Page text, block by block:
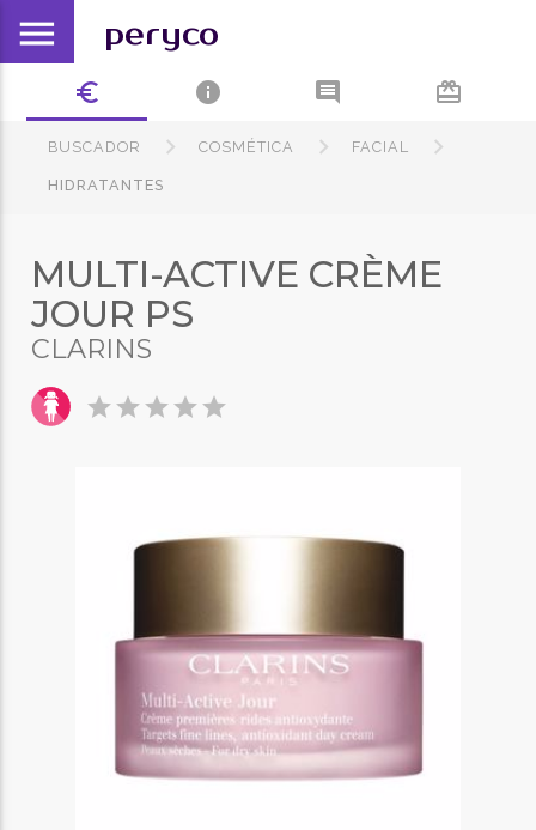
menu peryco
euro_symbol info comment card_giftcard
BUSCADOR COSMÉTICA FACIAL
HIDRATANTES
MULTI-ACTIVE CRÈME
JOUR PS
CLARINS
starstarstarstarstar